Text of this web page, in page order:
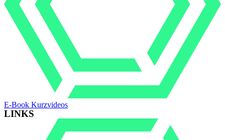
E-Book Kurzvideos
LINKS